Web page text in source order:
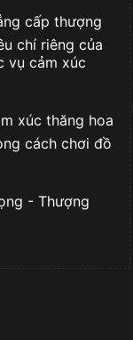
cấp thượng
chí riêng của
vụ cảm xúc
xúc thăng hoa
cách chơi đồ
- Thượng